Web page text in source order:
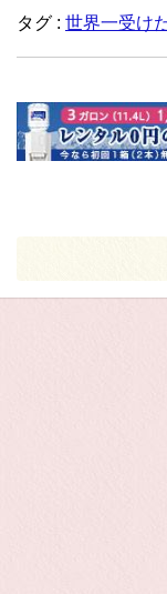
タグ : 世界一受け